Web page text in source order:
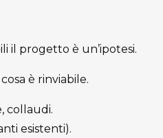
il progetto è un’ipotesi.
è rinviabile.
collaudi.
esistenti).